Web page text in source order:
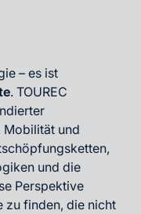
– es ist
. TOUREC
Mobilität und
und die
Perspektive
zu finden, die nicht